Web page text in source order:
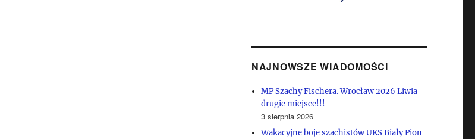
NAJNOWSZE WIADOMOŚCI
MP Szachy Fischera. Wrocław 2026 Liwia
drugie miejsce!!!
3 sierpnia 2026
Wakacyjne boje szachistów UKS Biały Pion